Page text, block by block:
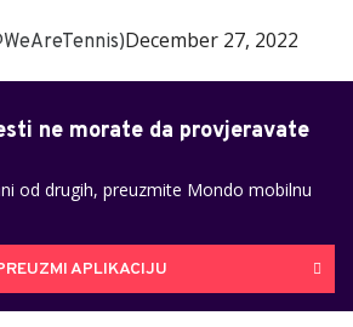
December 27, 2022
ne morate da provjeravate
od drugih, preuzmite Mondo mobilnu
APLIKACIJU